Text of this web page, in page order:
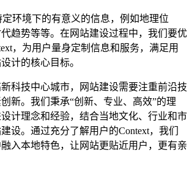
定环境下的有意义的信息，例如地理位
趋势等等。在网站建设过程中，我们要优
，为用户量身定制信息和服务，满足用
计的核心目标。
科技中心城市，网站建设需要注重前沿技
新。我们秉承“创新、专业、高效”的理
计理念和经验，结合当地文化、行业和市
设。通过充分了解用户的Context，我们
入本地特色，让网站更贴近用户，更有亲